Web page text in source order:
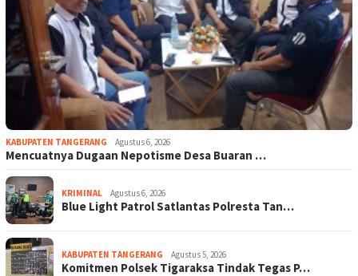
KABUPATEN TANGERANG Agustus 6, 2026
Mencuatnya Dugaan Nepotisme Desa Buaran …
KRIMINAL Agustus 6, 2026
Blue Light Patrol Satlantas Polresta Tan…
KABUPATEN TANGERANG Agustus 5, 2026
Komitmen Polsek Tigaraksa Tindak Tegas P…